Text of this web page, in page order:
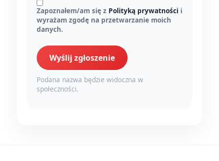
Zapoznałem/am się z Polityką prywatności i
wyrażam zgodę na przetwarzanie moich
danych.
Wyślij zgłoszenie
Podana nazwa będzie widoczna w
społeczności.